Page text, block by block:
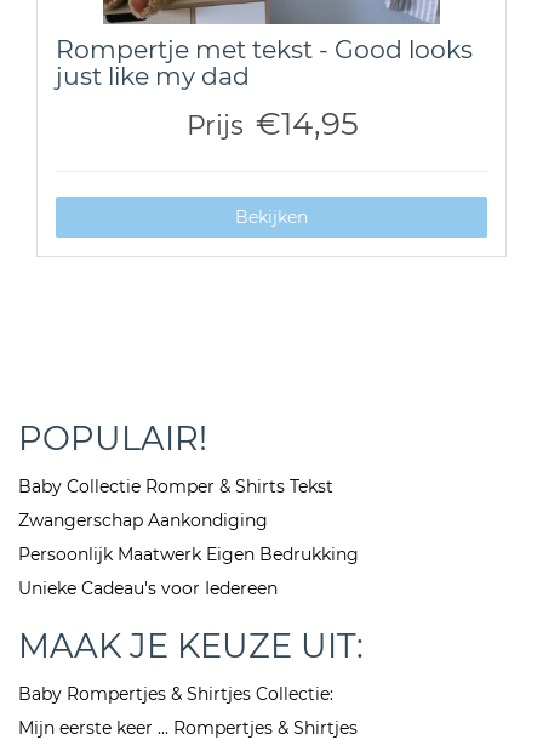
Rompertje met tekst - Good looks
just like my dad
Prijs €14,95
Bekijken
POPULAIR!
Baby Collectie Romper & Shirts Tekst
Zwangerschap Aankondiging
Persoonlijk Maatwerk Eigen Bedrukking
Unieke Cadeau's voor Iedereen
MAAK JE KEUZE UIT:
Baby Rompertjes & Shirtjes Collectie:
Mijn eerste keer ... Rompertjes & Shirtjes